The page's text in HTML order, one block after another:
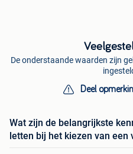
De onderstaande waarden zijn
Deel
Wat zijn de belangrijkste
letten bij het kiezen van een